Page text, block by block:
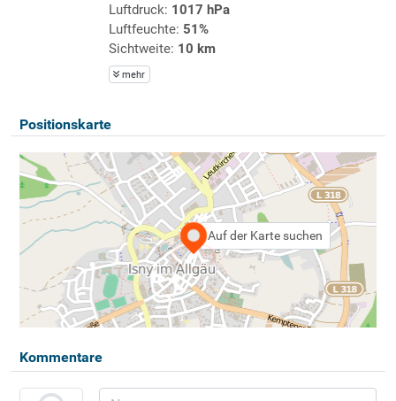
Luftdruck: 1017 hPa
Luftfeuchte: 51%
Sichtweite: 10 km
mehr
Positionskarte
Auf der Karte suchen
Kommentare